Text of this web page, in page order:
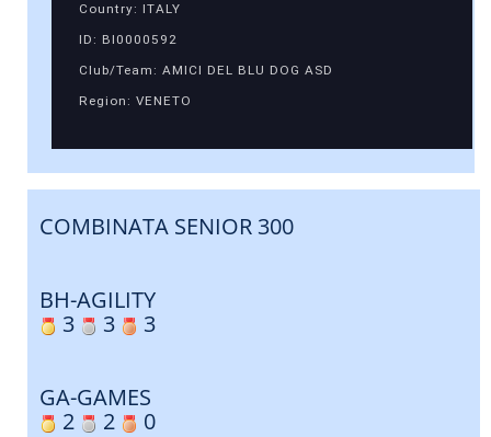
Country: ITALY
ID: BI0000592
Club/Team: AMICI DEL BLU DOG ASD
Region: VENETO
COMBINATA SENIOR 300
BH-AGILITY
3
3 3
GA-GAMES
2
2 0